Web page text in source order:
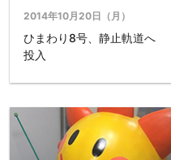
2014年10月20日（月）
ひまわり8号、静止軌道へ
投入